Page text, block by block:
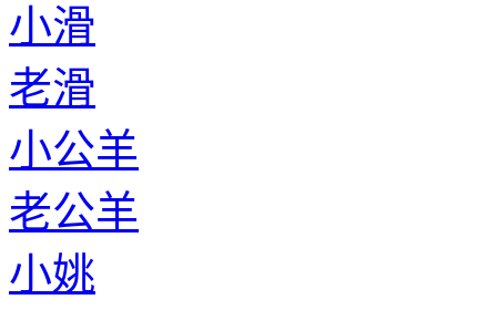
小滑
老滑
小公羊
老公羊
小姚